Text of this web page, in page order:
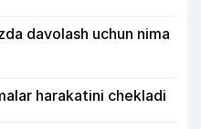
davolash uchun nima
harakatini chekladi